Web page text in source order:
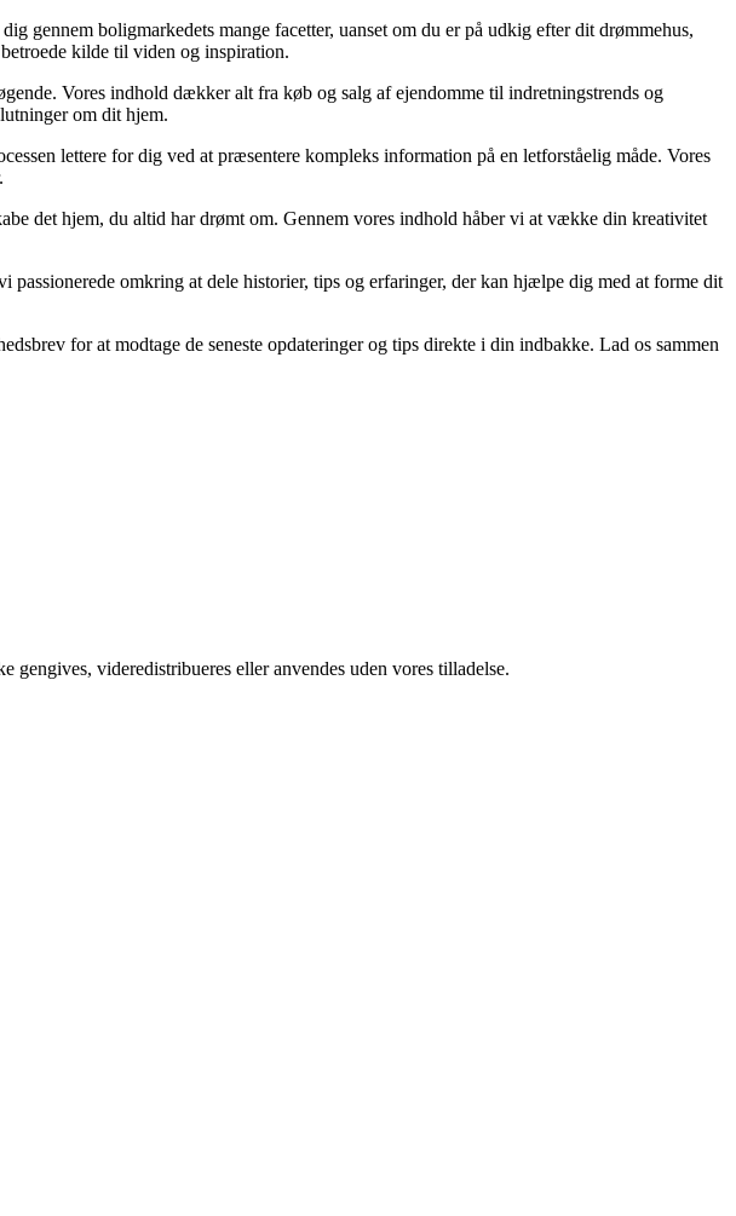
boligmarkedets mange facetter, uanset om du er på udkig efter dit drømmehus,
kilde til viden og inspiration.
Vores indhold dækker alt fra køb og salg af ejendomme til indretningstrends og
om dit hjem.
lettere for dig ved at præsentere kompleks information på en letforståelig måde. Vores
det hjem, du altid har drømt om. Gennem vores indhold håber vi at vække din kreativitet
omkring at dele historier, tips og erfaringer, der kan hjælpe dig med at forme dit
for at modtage de seneste opdateringer og tips direkte i din indbakke. Lad os sammen
videredistribueres eller anvendes uden vores tilladelse.